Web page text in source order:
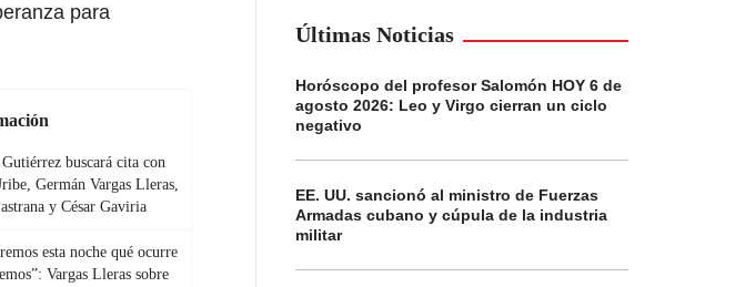
para
buscará cita con
Germán Vargas Lleras,
y César Gaviria
esta noche qué ocurre
Vargas Lleras sobre
Últimas Noticias
Horóscopo del profesor Salomón HOY 6 de
agosto 2026: Leo y Virgo cierran un ciclo
negativo
EE. UU. sancionó al ministro de Fuerzas
Armadas cubano y cúpula de la industria
militar